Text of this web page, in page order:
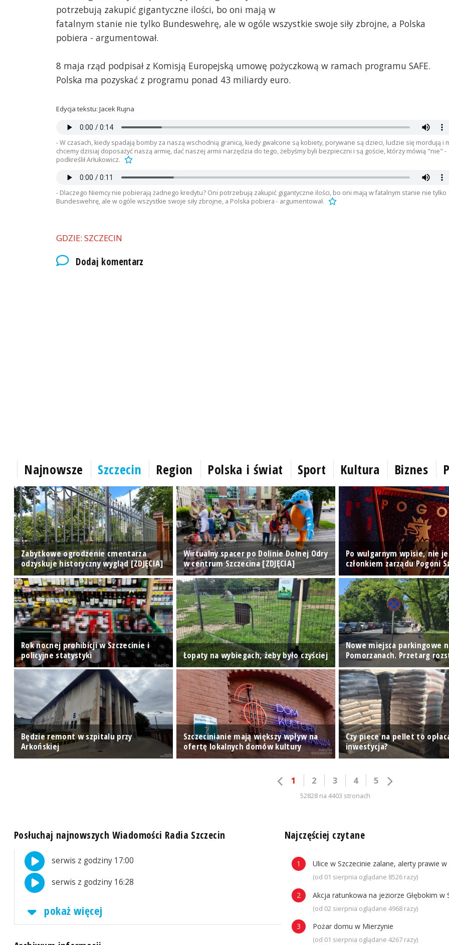
potrzebują zakupić gigantyczne ilości, bo oni mają w
fatalnym stanie nie tylko Bundeswehrę, ale w ogóle wszystkie swoje siły zbrojne, a Polska
pobiera - argumentował.
8 maja rząd podpisał z Komisją Europejską umowę pożyczkową w ramach programu SAFE.
Polska ma pozyskać z programu ponad 43 miliardy euro.
Edycja tekstu: Jacek Rujna
- W czasach, kiedy spadają bomby za naszą wschodnią granicą, kiedy gwałcone są kobiety, porywane są dzieci, ludzie się mordują i
chcemy dzisiaj doposażyć naszą armię, dać naszej armii narzędzia do tego, żebyśmy byli bezpieczni i są goście, którzy mówią "nie" -
podkreślił Arłukowicz.
- Dlaczego Niemcy nie pobierają żadnego kredytu? Oni potrzebują zakupić gigantyczne ilości, bo oni mają w fatalnym stanie nie tylko
Bundeswehrę, ale w ogóle wszystkie swoje siły zbrojne, a Polska pobiera - argumentował.
GDZIE: SZCZECIN
Dodaj komentarz
Najnowsze Szczecin Region Polska i świat Sport Kultura Biznes
Zabytkowe ogrodzenie cmentarza
odzyskuje historyczny wygląd [ZDJĘCIA]
Wirtualny spacer po Dolinie Dolnej Odry
w centrum Szczecina [ZDJĘCIA]
Po wulgarnym wpisie, nie
członkiem zarządu Pogoni
Rok nocnej prohibicji w Szczecinie i
policyjne statystyki
Łopaty na wybiegach, żeby było czyściej
Nowe miejsca parkingowe
Pomorzanach. Przetarg
Będzie remont w szpitalu przy
Arkońskiej
Szczecinianie mają większy wpływ na
ofertę lokalnych domów kultury
Czy piece na pellet to
inwestycja?
1 2 3 4 5
52828 na 4403 stronach
Posłuchaj najnowszych Wiadomości Radia Szczecin
serwis z godziny 17:00
serwis z godziny 16:28
pokaż więcej
Najczęściej czytane
Ulice w Szczecinie zalane, alerty prawie w
(od 01 sierpnia oglądane 8526 razy)
Akcja ratunkowa na jeziorze Głębokim w
(od 02 sierpnia oglądane 4968 razy)
Pożar domu w Mierzynie
(od 01 sierpnia oglądane 4267 razy)